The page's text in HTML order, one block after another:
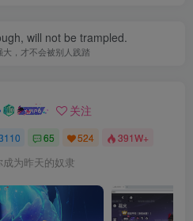
will not be trampled.
大，才不会被别人践踏
关注
65 524 391W+
为昨天的奴隶